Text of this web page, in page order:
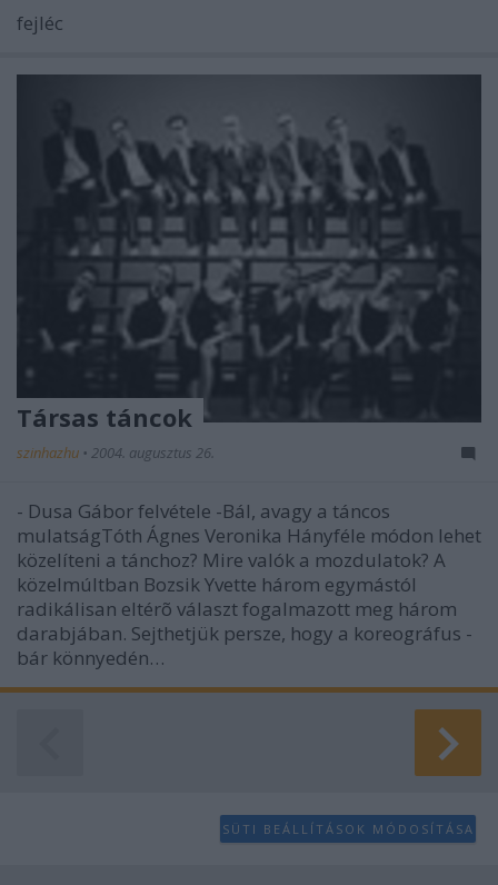
fejléc
Társas táncok
szinhazhu • 2004. augusztus 26.
- Dusa Gábor felvétele -Bál, avagy a táncos
mulatságTóth Ágnes Veronika Hányféle módon lehet
közelíteni a tánchoz? Mire valók a mozdulatok? A
közelmúltban Bozsik Yvette három egymástól
radikálisan eltérõ választ fogalmazott meg három
darabjában. Sejthetjük persze, hogy a koreográfus -
bár könnyedén…
SÜTI BEÁLLÍTÁSOK MÓDOSÍTÁSA